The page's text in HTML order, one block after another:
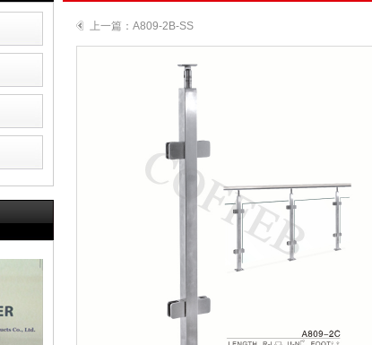
上一篇： A809-2B-SS